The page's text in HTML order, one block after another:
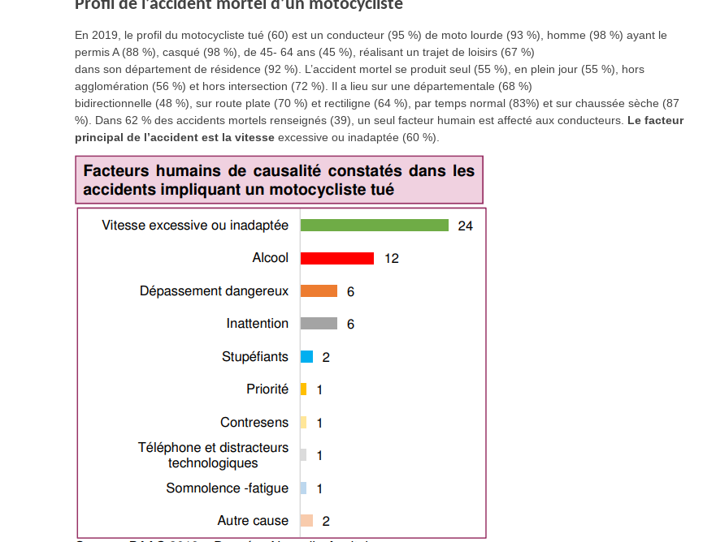
Profil de l’accident mortel d’un motocycliste
En 2019, le profil du motocycliste tué (60) est un conducteur (95 %) de moto lourde (93 %), homme (98 %) ayant le
permis A (88 %), casqué (98 %), de 45- 64 ans (45 %), réalisant un trajet de loisirs (67 %)
dans son département de résidence (92 %). L’accident mortel se produit seul (55 %), en plein jour (55 %), hors
agglomération (56 %) et hors intersection (72 %). Il a lieu sur une départementale (68 %)
bidirectionnelle (48 %), sur route plate (70 %) et rectiligne (64 %), par temps normal (83%) et sur chaussée sèche (87
%). Dans 62 % des accidents mortels renseignés (39), un seul facteur humain est affecté aux conducteurs. Le facteur
principal de l’accident est la vitesse excessive ou inadaptée (60 %).